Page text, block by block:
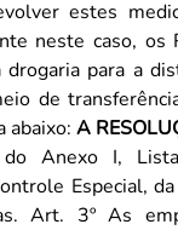
estes
neste caso,
distribuidora.
de
abaixo: A
Anexo I,
Especial,
de